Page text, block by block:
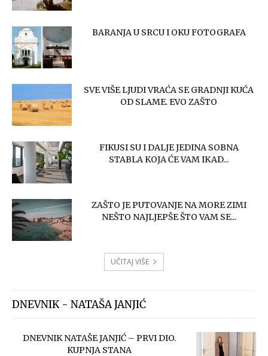
BARANJA U SRCU I OKU FOTOGRAFA
SVE VIŠE LJUDI VRAĆA SE GRADNJI KUĆA
OD SLAME. EVO ZAŠTO
FIKUSI SU I DALJE JEDINA SOBNA
STABLA KOJA ĆE VAM IKAD...
ZAŠTO JE PUTOVANJE NA MORE ZIMI
NEŠTO NAJLJEPŠE ŠTO VAM SE...
UČITAJ VIŠE
DNEVNIK - NATAŠA JANJIĆ
DNEVNIK NATAŠE JANJIĆ – PRVI DIO.
KUPNJA STANA